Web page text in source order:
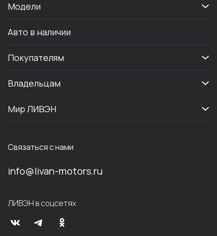
Модели
Авто в наличии
Покупателям
Владельцам
Мир ЛИВЭН
Связаться с нами
info@livan-motors.ru
ЛИВЭН в соцсетях